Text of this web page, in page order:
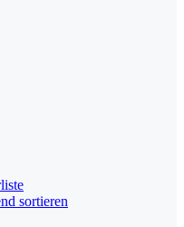
sortieren